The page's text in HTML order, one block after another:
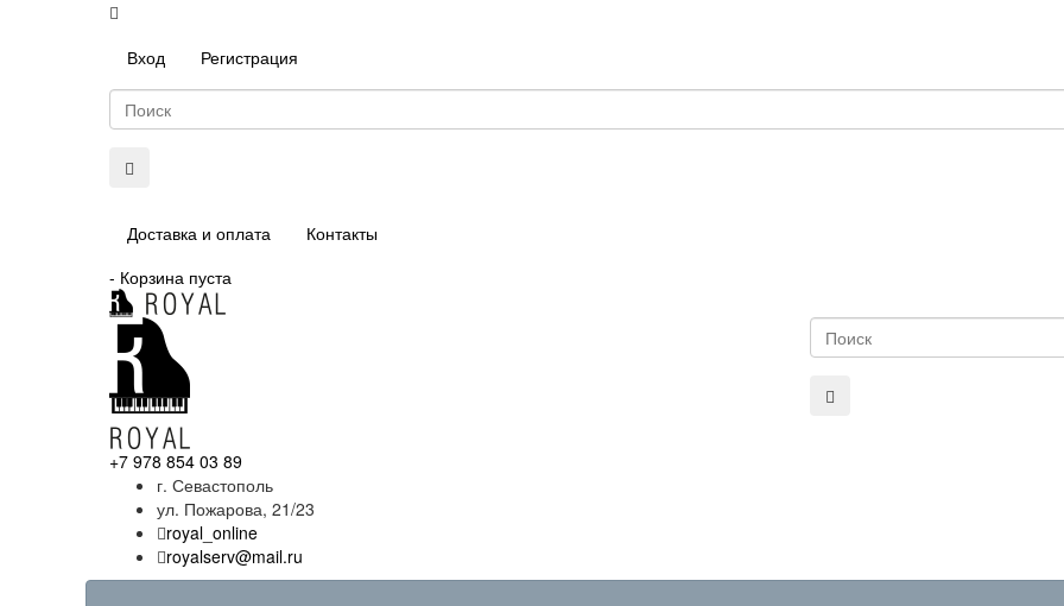
Вход Регистрация
Доставка и оплата
Контакты
- Корзина пуста
+7 978 854 03 89
г. Севастополь
ул. Пожарова, 21/23
royal_online
royalserv@mail.ru